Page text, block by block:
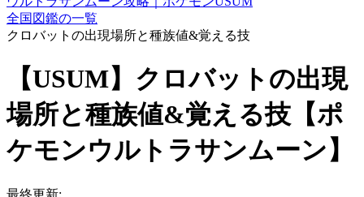
全国図鑑の一覧
クロバットの出現場所と種族値&覚える技
【USUM】クロバットの出現
場所と種族値&覚える技【ポ
ケモンウルトラサンムーン】
最終更新: